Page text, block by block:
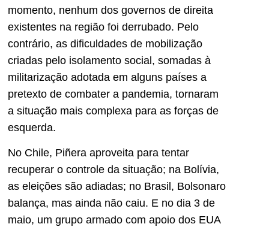
momento, nenhum dos governos de direita
existentes na região foi derrubado. Pelo
contrário, as dificuldades de mobilização
criadas pelo isolamento social, somadas à
militarização adotada em alguns países a
pretexto de combater a pandemia, tornaram
a situação mais complexa para as forças de
esquerda.
No Chile, Piñera aproveita para tentar
recuperar o controle da situação; na Bolívia,
as eleições são adiadas; no Brasil, Bolsonaro
balança, mas ainda não caiu. E no dia 3 de
maio, um grupo armado com apoio dos EUA